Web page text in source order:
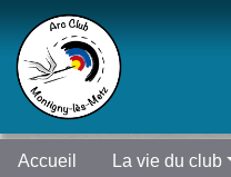
Accueil La vie du club
Panneau de gestion des